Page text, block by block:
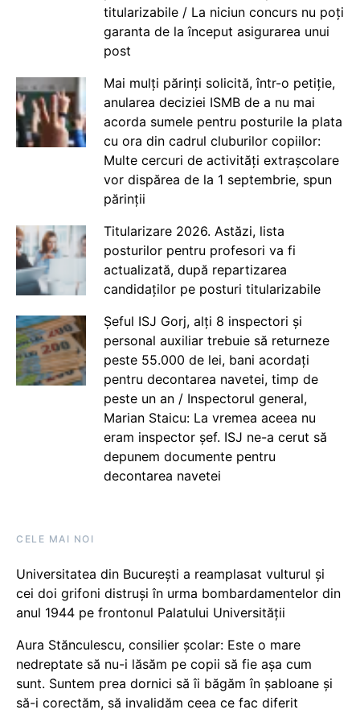
titularizabile / La niciun concurs nu poți
garanta de la început asigurarea unui
post
Mai mulți părinți solicită, într-o petiție,
anularea deciziei ISMB de a nu mai
acorda sumele pentru posturile la plata
cu ora din cadrul cluburilor copiilor:
Multe cercuri de activități extrașcolare
vor dispărea de la 1 septembrie, spun
părinții
Titularizare 2026. Astăzi, lista
posturilor pentru profesori va fi
actualizată, după repartizarea
candidaților pe posturi titularizabile
Șeful ISJ Gorj, alți 8 inspectori și
personal auxiliar trebuie să returneze
peste 55.000 de lei, bani acordați
pentru decontarea navetei, timp de
peste un an / Inspectorul general,
Marian Staicu: La vremea aceea nu
eram inspector șef. ISJ ne-a cerut să
depunem documente pentru
decontarea navetei
CELE MAI NOI
Universitatea din București a reamplasat vulturul și
cei doi grifoni distruși în urma bombardamentelor din
anul 1944 pe frontonul Palatului Universității
Aura Stănculescu, consilier școlar: Este o mare
nedreptate să nu-i lăsăm pe copii să fie așa cum
sunt. Suntem prea dornici să îi băgăm în șabloane și
să-i corectăm, să invalidăm ceea ce fac diferit